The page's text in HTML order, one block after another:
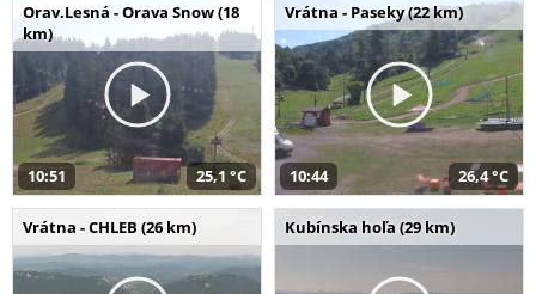
Orav.Lesná - Orava Snow (18
km)
10:51 25,1 °C
Vrátna - Paseky (22 km)
10:44 26,4 °C
Vrátna - CHLEB (26 km) Kubínska hoľa (29 km)